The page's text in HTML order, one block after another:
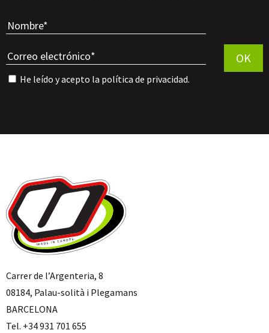
He leído y acepto la política de privacidad.
OK
Carrer de l’Argenteria, 8
08184, Palau-solità i Plegamans
BARCELONA
Tel. +34 931 701 655